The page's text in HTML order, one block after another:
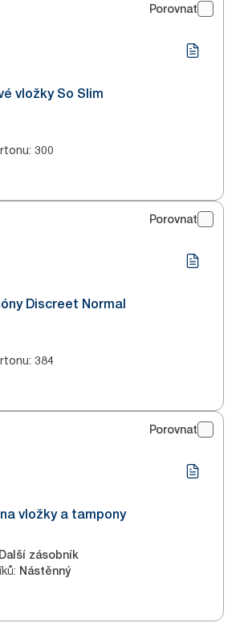
Porovnat
vložky So Slim
: 300
Porovnat
Discreet Normal
: 384
Porovnat
vložky a tampony
Další zásobník
: Nástěnný